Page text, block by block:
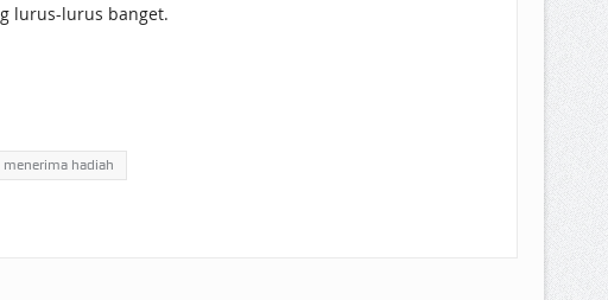
lurus-lurus banget.
hadiah